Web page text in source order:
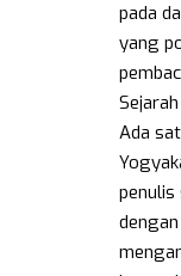
pada
yang
Ada
penulis